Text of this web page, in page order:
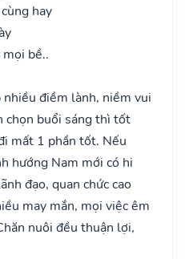
hay
bề..
điềm lành, niềm vui
chọn buổi sáng thì tốt
mất 1 phần tốt. Nếu
hướng Nam mới có hi
đạo, quan chức cao
may mắn, mọi việc êm
nuôi đều thuận lợi,